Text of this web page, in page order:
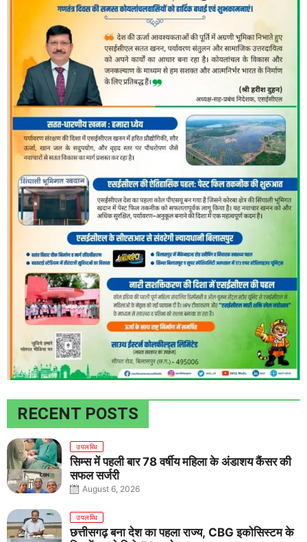
RECENT POSTS
उपलब्धि
सिम्स में पहली बार 78 वर्षीय महिला के अंडाशय कैंसर की
सफल सर्जरी
August 6, 2026
उपलब्धि
छत्तीसगढ़ बना देश का पहला राज्य, CBG इकोसिस्टम के